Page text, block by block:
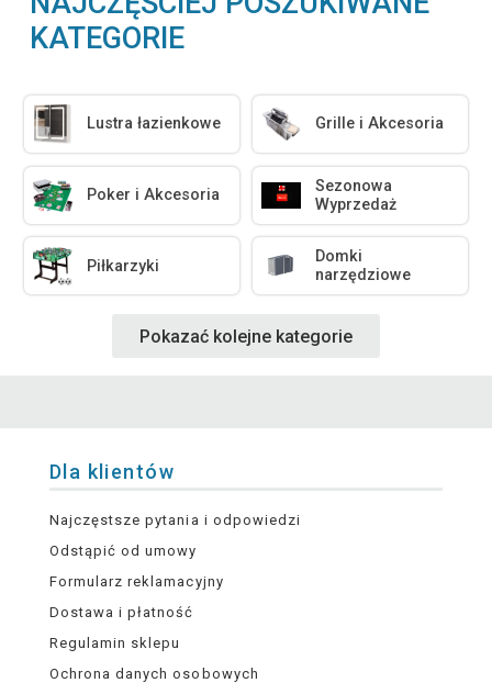
KATEGORIE
Lustra łazienkowe Grille i Akcesoria
Poker i Akcesoria
Sezonowa
Wyprzedaż
Piłkarzyki
Domki
narzędziowe
Pokazać kolejne kategorie
Dla klientów
Najczęstsze pytania i odpowiedzi
Odstąpić od umowy
Formularz reklamacyjny
Dostawa i płatność
Regulamin sklepu
Ochrona danych osobowych